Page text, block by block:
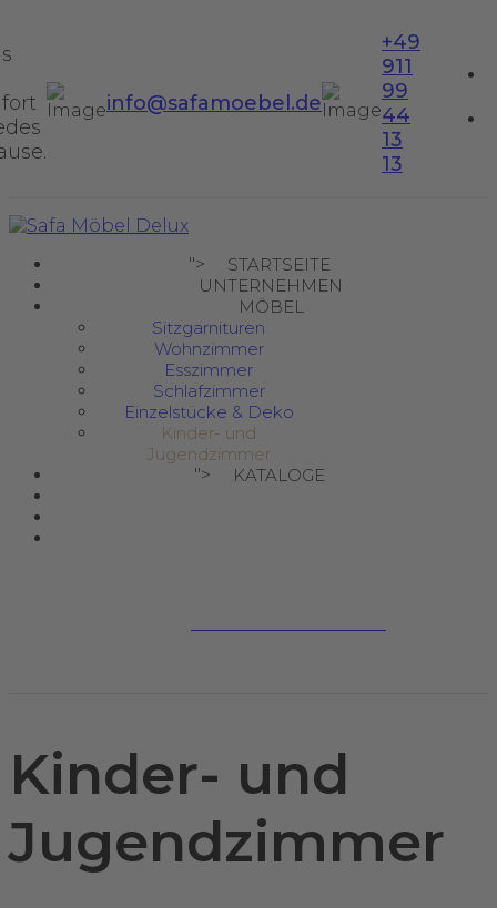
info@safamoebel.de
+49
911
99
44
13
13
">
STARTSEITE
UNTERNEHMEN
MÖBEL
Sitzgarnituren
Wohnzimmer
Esszimmer
Schlafzimmer
Einzelstücke & Deko
Kinder- und
Jugendzimmer
">
KATALOGE
Kinder- und
Jugendzimmer